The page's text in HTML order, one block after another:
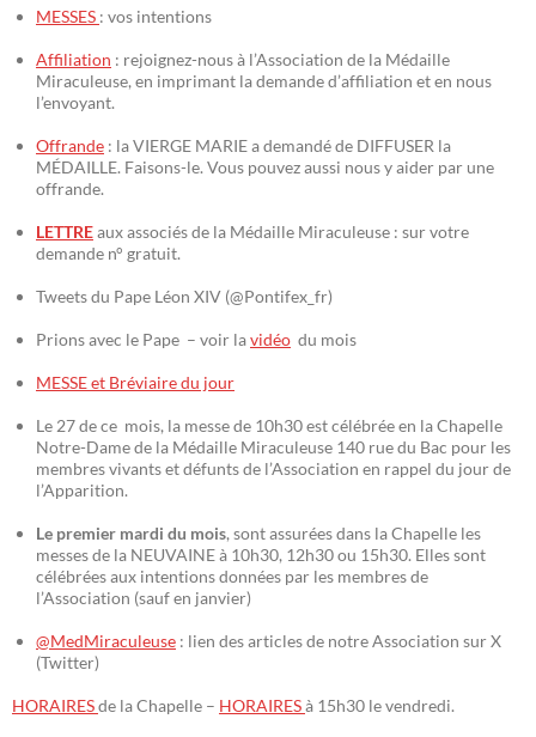
MESSES : vos intentions
Affiliation : rejoignez-nous à l’Association de la Médaille
Miraculeuse, en imprimant la demande d’affiliation et en nous
l’envoyant.
Offrande : la VIERGE MARIE a demandé de DIFFUSER la
MÉDAILLE. Faisons-le. Vous pouvez aussi nous y aider par une
offrande.
LETTREaux associés de la Médaille Miraculeuse : sur votre
demande n° gratuit.
Tweets du Pape Léon XIV (@Pontifex_fr)
Prions avec le Pape – voir lavidéo du mois
MESSE et Bréviaire du jour
Le 27 de ce mois, la messe de 10h30 est célébrée en la Chapelle
Notre-Dame de la Médaille Miraculeuse 140 rue du Bac pour les
membres vivants et défunts de l’Association en rappel du jour de
l’Apparition.
Le premier mardi du mois, sont assurées dans la Chapelle les
messes de la NEUVAINE à 10h30, 12h30 ou 15h30. Elles sont
célébrées aux intentions données par les membres de
l’Association (sauf en janvier)
@MedMiraculeuse : lien des articles de notre Association sur X
(Twitter)
HORAIRESde la Chapelle – HORAIRESà 15h30 le vendredi.